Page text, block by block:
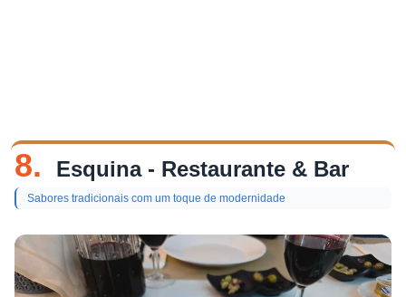
8. Esquina - Restaurante & Bar
Sabores tradicionais com um toque de modernidade